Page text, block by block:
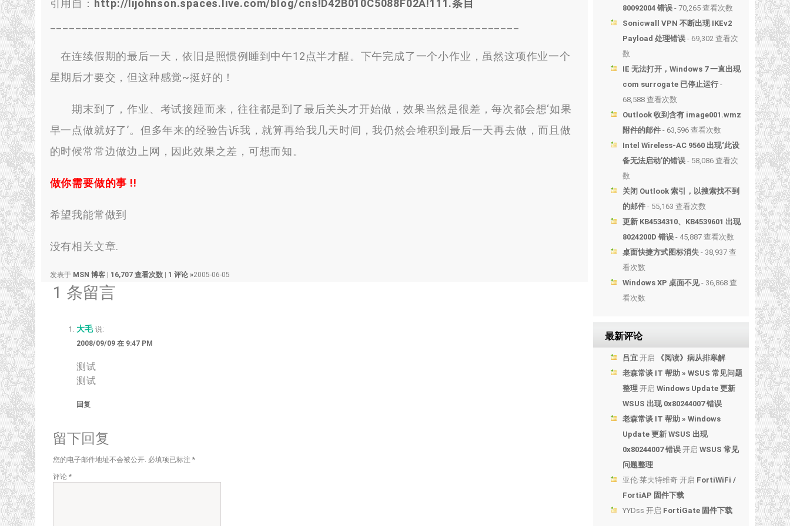
引用自： http://lijohnson.spaces.live.com/blog/cns!D42B010C5088F02A!111.条目
在连续假期的最后一天，依旧是照惯例睡到中午12点半才醒。下午完成了一个小作业，虽然这项作业一个
星期后才要交，但这种感觉~挺好的！
期末到了，作业、考试接踵而来，往往都是到了最后关头才开始做，效果当然是很差，每次都会想‘如果
早一点做就好了’。但多年来的经验告诉我，就算再给我几天时间，我仍然会堆积到最后一天再去做，而且做
的时候常常边做边上网，因此效果之差，可想而知。
做你需要做的事 !!
希望我能常做到
没有相关文章.
发表于 MSN 博客 16,707 查看次数 1 评论 »2005-06-05
1 条留言
大毛 说:
2008/09/09 在 9:47 PM
测试
测试
回复
留下回复
您的电子邮件地址不会被公开. 必填项已标注 *
评论 *
80092004 错误 - 70,265 查看次数
Sonicwall VPN 不断出现 IKEv2
Payload 处理错误 - 69,302 查看次
数
IE 无法打开，Windows 7 一直出现
com surrogate 已停止运行 -
68,588 查看次数
Outlook 收到含有 image001.wmz
附件的邮件 - 63,596 查看次数
Intel Wireless-AC 9560 出现‘此设
备无法启动’的错误 - 58,086 查看次
数
关闭 Outlook 索引，以搜索找不到
的邮件 - 55,163 查看次数
更新 KB4534310、KB4539601 出现
8024200D 错误 - 45,887 查看次数
桌面快捷方式图标消失 - 38,937 查
看次数
Windows XP 桌面不见- 36,868 查
看次数
最新评论
吕宜 开启
《阅读》病从排寒解
老森常谈 IT 帮助 » WSUS 常见问题
整理 开启 Windows Update 更新
WSUS 出现 0x80244007 错误
老森常谈 IT 帮助 » Windows
Update 更新 WSUS 出现
0x80244007 错误 开启 WSUS 常见
问题整理
亚伦·莱夫特维奇 开启 FortiWiFi /
FortiAP 固件下载
YYDss 开启 FortiGate 固件下载